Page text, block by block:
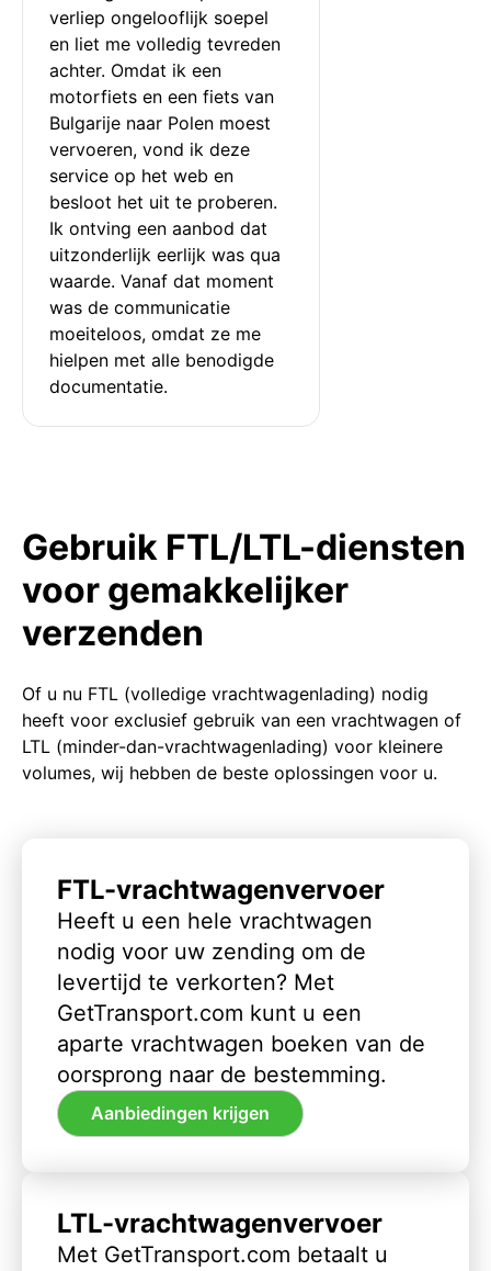
verliep ongelooflijk soepel
en liet me volledig tevreden
achter. Omdat ik een
motorfiets en een fiets van
Bulgarije naar Polen moest
vervoeren, vond ik deze
service op het web en
besloot het uit te proberen.
Ik ontving een aanbod dat
uitzonderlijk eerlijk was qua
waarde. Vanaf dat moment
was de communicatie
moeiteloos, omdat ze me
hielpen met alle benodigde
documentatie.
Gebruik FTL/LTL-diensten
voor gemakkelijker
verzenden
Of u nu FTL (volledige vrachtwagenlading) nodig
heeft voor exclusief gebruik van een vrachtwagen of
LTL (minder-dan-vrachtwagenlading) voor kleinere
volumes, wij hebben de beste oplossingen voor u.
FTL-vrachtwagenvervoer
Heeft u een hele vrachtwagen
nodig voor uw zending om de
levertijd te verkorten? Met
GetTransport.com kunt u een
aparte vrachtwagen boeken van de
oorsprong naar de bestemming.
Aanbiedingen krijgen
LTL-vrachtwagenvervoer
Met GetTransport.com betaalt u